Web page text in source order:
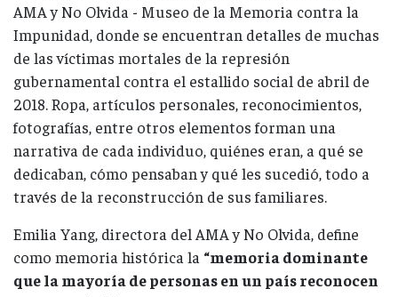
AMA y No Olvida - Museo de la Memoria contra la
Impunidad, donde se encuentran detalles de muchas
de las víctimas mortales de la represión
gubernamental contra el estallido social de abril de
2018. Ropa, artículos personales, reconocimientos,
fotografías, entre otros elementos forman una
narrativa de cada individuo, quiénes eran, a qué se
dedicaban, cómo pensaban y qué les sucedió, todo a
través de la reconstrucción de sus familiares.
Emilia Yang, directora del AMA y No Olvida, define
como memoria histórica la “memoria dominante
que la mayoría de personas en un país reconocen